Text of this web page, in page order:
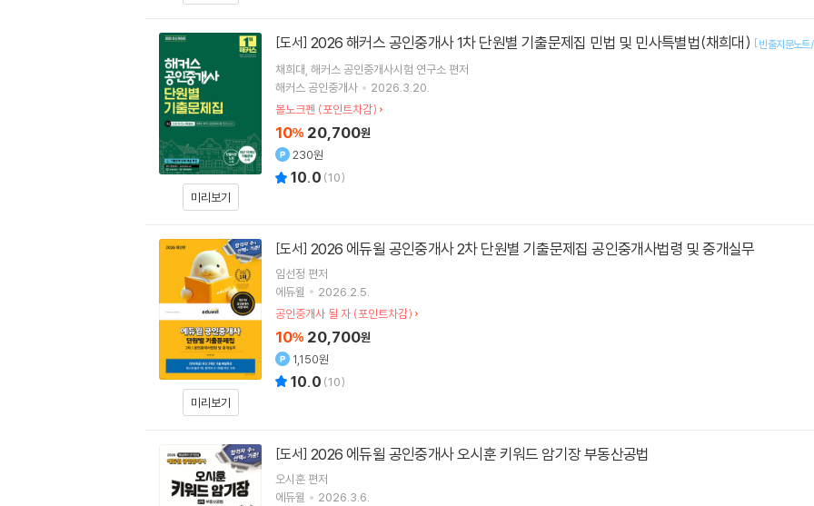
미리보기
[도서] 2026 해커스 공인중개사 1차 단원별 기출문제집 민법 및 민사특별법(채희대) [빈출지문노
채희대 해커스 공인중개사시험 연구소 편저
해커스 공인중개사
2026.3.20.
볼노크펜 (포인트차감)
10% 20,700원
230원
10.0 (10)
미리보기
[도서] 2026 에듀윌 공인중개사 2차 단원별 기출문제집 공인중개사법령 및 중개실무
임선정 편저
에듀윌
2026.2.5.
공인중개사 될 자 (포인트차감)
10% 20,700원
1,150원
10.0 (10)
[도서] 2026 에듀윌 공인중개사 오시훈 키워드 암기장 부동산공법
오시훈 편저
에듀윌
2026.3.6.